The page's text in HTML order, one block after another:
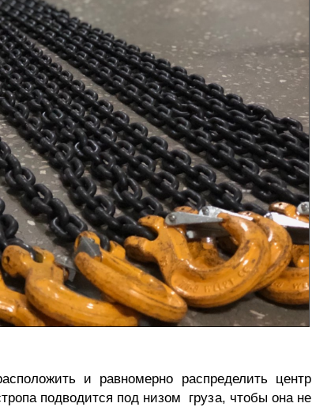
и равномерно распределить центр
подводится под низом груза, чтобы она не